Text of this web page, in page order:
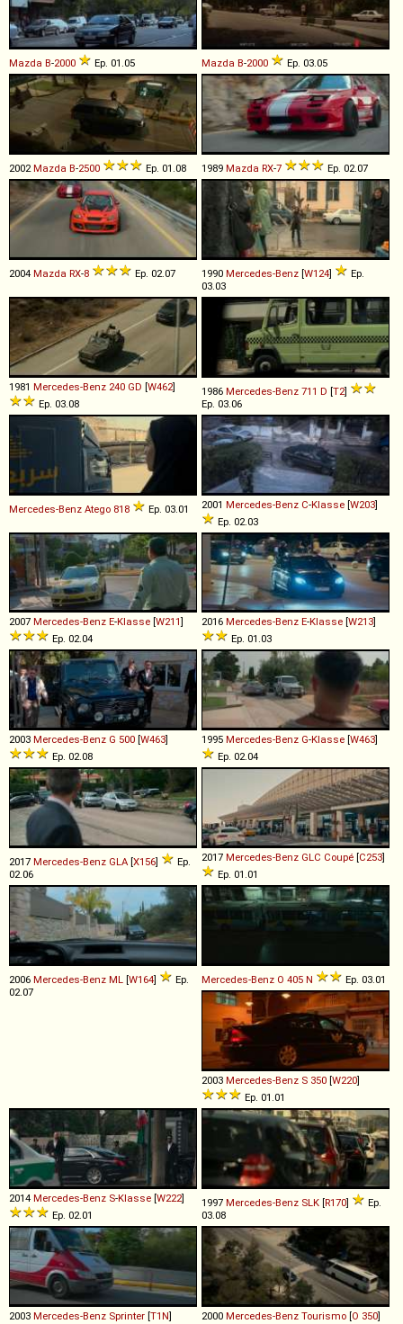
Mazda B-2000 Ep. 01.05 Mazda B-2000 Ep. 03.05
2002 Mazda B-2500 Ep. 01.08 1989 Mazda RX-7 Ep. 02.07
2004 Mazda RX-8 Ep. 02.07 1990 Mercedes-Benz [W124]
Ep.
03.03
1981 Mercedes-Benz 240 GD [W462]
Ep. 03.08
1986 Mercedes-Benz 711 D [T2]
Ep. 03.06
Mercedes-Benz Atego 818 Ep. 03.01 2001 Mercedes-Benz C-Klasse [W203]
Ep. 02.03
2007 Mercedes-Benz E-Klasse [W211]
Ep. 02.04
2016 Mercedes-Benz E-Klasse [W213]
Ep. 01.03
2003 Mercedes-Benz G 500 [W463]
Ep. 02.08
1995 Mercedes-Benz G-Klasse [W463]
Ep. 02.04
2017 Mercedes-Benz GLA [X156]
Ep.
02.06
2017 Mercedes-Benz GLC Coupé [C253]
Ep. 01.01
2006 Mercedes-Benz ML [W164]
Ep.
02.07
Mercedes-Benz O 405 N Ep. 03.01
2003 Mercedes-Benz S 350 [W220]
Ep. 01.01
2014 Mercedes-Benz S-Klasse [W222]
Ep. 02.01
1997 Mercedes-Benz SLK [R170]
Ep.
03.08
2003 Mercedes-Benz Sprinter [T1N]
2000 Mercedes-Benz Tourismo [O 350]